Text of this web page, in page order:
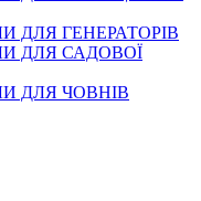
ДЛЯ ГЕНЕРАТОРІВ
ДЛЯ САДОВОЇ
ДЛЯ ЧОВНІВ